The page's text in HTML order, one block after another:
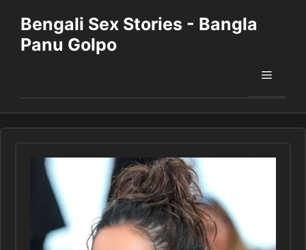
content
Bengali Sex Stories - Bangla
Panu Golpo
Menu